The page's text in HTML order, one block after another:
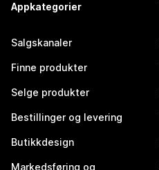
Appkategorier
Salgskanaler
Finne produkter
Selge produkter
Bestillinger og levering
Butikkdesign
Markedsføring og